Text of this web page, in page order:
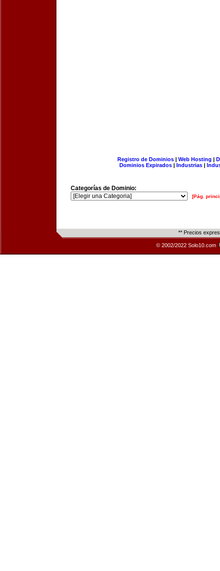
Registro de Dominios| Web Hosting |
Dominios Expirados | Industrias |
Categorías de Dominio:
[Pág.
** Precios
© 2002/2022 Solo10.com